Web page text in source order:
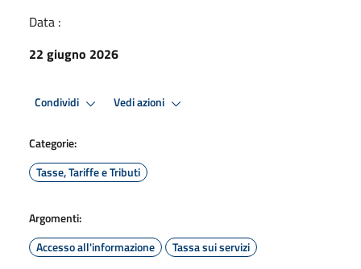
Data :
22 giugno 2026
Condividi Vedi azioni
Categorie:
Tasse, Tariffe e Tributi
Argomenti:
Accesso all'informazione
Tassa sui servizi